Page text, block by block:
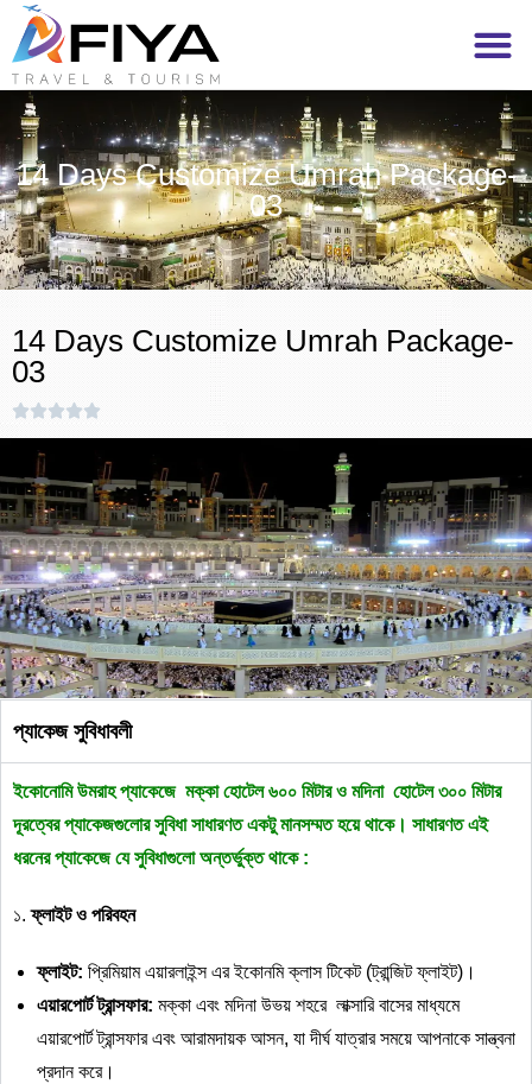
14 Days Customize Umrah Package-
03
14 Days Customize Umrah Package-
03

প্যাকেজ সুবিধাবলী
ইকোনোমি উমরাহ প্যাকেজে মক্কা হোটেল ৬০০ মিটার ও মদিনা হোটেল ৩০০ মিটার
দূরত্বের প্যাকেজগুলোর সুবিধা সাধারণত একটু মানসম্মত হয়ে থাকে। সাধারণত এই
ধরনের প্যাকেজে যে সুবিধাগুলো অন্তর্ভুক্ত থাকে :
১.ফ্লাইট ও পরিবহন
ফ্লাইট: প্রিমিয়াম এয়ারলাইন্স এর ইকোনমি ক্লাস টিকেট (ট্রান্জিট ফ্লাইট)।
এয়ারপোর্ট ট্রান্সফার: মক্কা এবং মদিনা উভয় শহরে লাক্সারি বাসের মাধ্যমে
এয়ারপোর্ট ট্রান্সফার এবং আরামদায়ক আসন, যা দীর্ঘ যাত্রার সময়ে আপনাকে সান্ত্বনা
প্রদান করে।